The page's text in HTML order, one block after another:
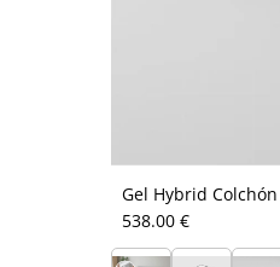
Gel Hybrid
538.00 €